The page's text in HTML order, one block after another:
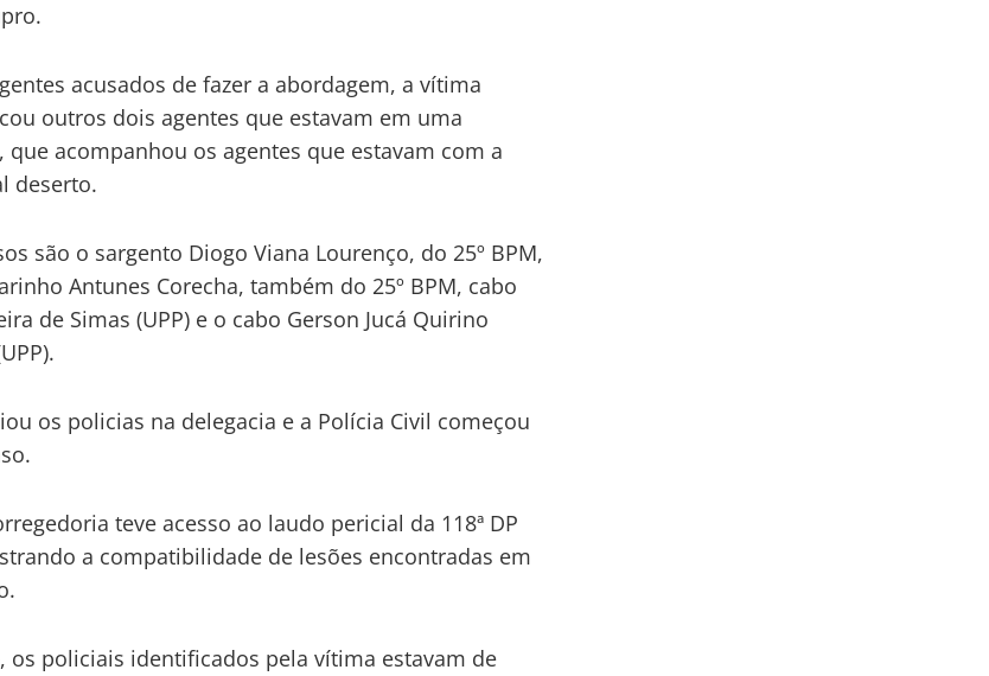
acusados de fazer a abordagem, a vítima
outros dois agentes que estavam em uma
que acompanhou os agentes que estavam com a
deserto.
são o sargento Diogo Viana Lourenço, do 25º BPM,
Antunes Corecha, também do 25º BPM, cabo
de Simas (UPP) e o cabo Gerson Jucá Quirino
os policias na delegacia e a Polícia Civil começou
teve acesso ao laudo pericial da 118ª DP
a compatibilidade de lesões encontradas em
os policiais identificados pela vítima estavam de